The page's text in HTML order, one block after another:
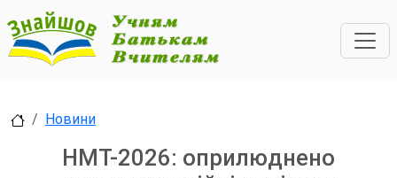
Новини
НМТ-2026: оприлюднено